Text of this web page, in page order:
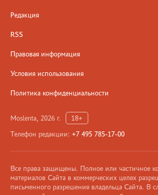
Редакция
RSS
Правовая информация
Условия использования
Политика конфиденциальности
Moslenta, 2026 г.
18+
Телефон редакции: +7 495 785-17-00
Все права защищены. Полное или частичное
материалов Сайта в коммерческих целях
письменного разрешения владельца Сайта. В